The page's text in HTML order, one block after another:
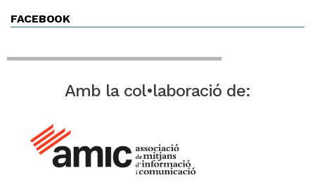
FACEBOOK
Amb la col•laboració de: